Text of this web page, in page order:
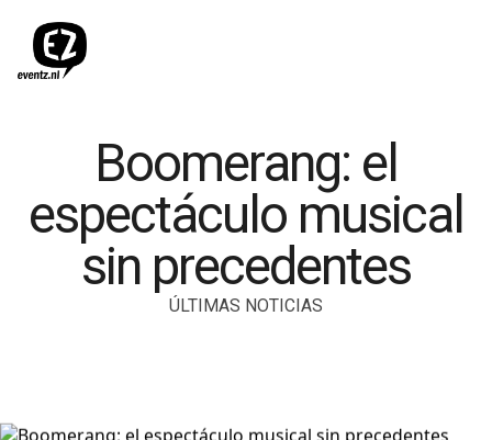
Boomerang: el
espectáculo musical
sin precedentes
ÚLTIMAS NOTICIAS
Inicio Noticias